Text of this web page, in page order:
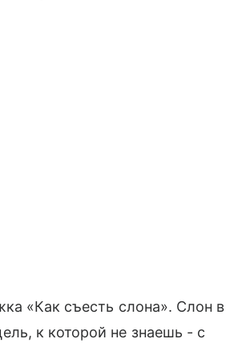
«Как съесть слона». Слон в
к которой не знаешь - с